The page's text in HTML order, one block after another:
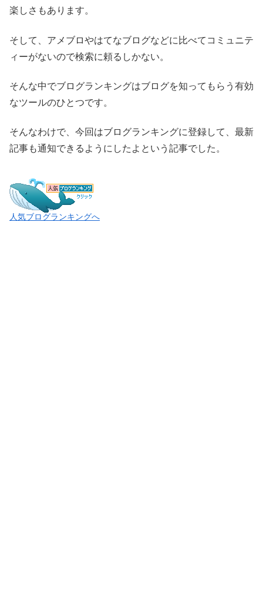
楽しさもあります。
そして、アメブロやはてなブログなどに比べてコミュニテ
ィーがないので検索に頼るしかない。
そんな中でブログランキングはブログを知ってもらう有効
なツールのひとつです。
そんなわけで、今回はブログランキングに登録して、最新
記事も通知できるようにしたよという記事でした。
人気ブログランキングへ